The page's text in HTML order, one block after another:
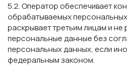
5.2. Оператор обеспечивает
обрабатываемых
раскрывает третьим лицам и
персональные данные без
персональных данных, если
федеральным законом.